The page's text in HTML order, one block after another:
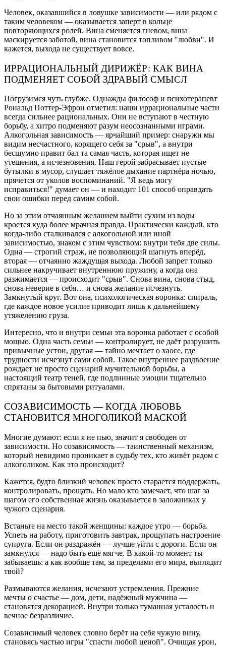
Человек, оказавшийся в ловушке зависимости — или рядом с
таким человеком — оказывается заперт в кольце
повторяющихся ролей. Вина сменяется гневом, вина
маскируется заботой, вина становится топливом "любви". И
кажется, выхода не существует вовсе.
ИРРАЦИОНАЛЬНЫЙ ДИРИЖЁР: КАК ВИНА
ПОДМЕНЯЕТ СОБОЙ ЗДРАВЫЙ СМЫСЛ
Погрузимся чуть глубже. Однажды философ и психотерапевт
Рональд Поттер-Эфрон отметил: наши иррациональные части
всегда сильнее рациональных. Они не вступают в честную
борьбу, а хитро подменяют разум неосознанными играми.
Алкогольная зависимость — ярчайший пример: снаружи мы
видим несчастного, корящего себя за "срыв", а внутри
бесшумно правит бал та самая часть, которая ищет не
утешения, а исчезновения. Наш герой забрасывает пустые
бутылки в мусор, слушает тяжёлое дыхание партнёра ночью,
прячется от уколов воспоминаний. "Я ведь могу
исправиться!" думает он — и находит 101 способ оправдать
свои ошибки перед самим собой.
Но за этим отчаянным желанием выйти сухим из воды
кроется куда более мрачная правда. Практически каждый, кто
когда-либо сталкивался с алкогольной или иной
зависимостью, знаком с этим чувством: внутри тебя две силы.
Одна — строгий страж, не позволяющий шагнуть вперёд,
вторая — отчаянно жаждущая выхода. Любой запрет только
сильнее накручивает внутреннюю пружину, а когда она
разжимается — происходит "срыв". Снова вина, снова стыд,
снова неверие в себя… и снова желание исчезнуть.
Замкнутый круг. Вот она, психологическая воронка: спираль,
где каждое новое усилие приводит лишь к дальнейшему
утяжелению груза.
Интересно, что и внутри семьи эта воронка работает с особой
мощью. Одна часть семьи — контролирует, не даёт разрушить
привычные устои, другая — тайно мечтает о хаосе, где
трудности исчезнут сами собой. Такое внутреннее раздвоение
рождает не просто сценарий мучительной борьбы, а
настоящий театр теней, где подлинные эмоции тщательно
спрятаны за бытовыми ритуалами.
СОЗАВИСИМОСТЬ — КОГДА ЛЮБОВЬ
СТАНОВИТСЯ МНОГОЛИКОЙ МАСКОЙ
Многие думают: если я не пью, значит я свободен от
зависимости. Но созависимость — таинственный механизм,
который невидимо проникает в судьбу тех, кто живёт рядом с
алкоголиком. Как это происходит?
Кажется, будто близкий человек просто старается поддержать,
контролировать, прощать. Но мало кто замечает, что шаг за
шагом его собственная жизнь оказывается в заложниках у
чужого сценария.
Встаньте на место такой женщины: каждое утро — борьба.
Успеть на работу, приготовить завтрак, прощупать настроение
супруга. Если он раздражён — лучше уйти с дороги. Если он
замкнулся — надо быть ещё мягче. В какой-то момент ты
забываешь: а как вообще там, за пределами его мира, выглядит
твой?
Размываются желания, исчезают устремления. Прежние
мечты о счастье — дом, дети, надёжный мужчина —
становятся декорацией. Внутри только туманная усталость и
вечное безразличие.
Созависимый человек словно берёт на себя чужую вину,
становясь частью игры "спасти любой ценой". Очищая урон,